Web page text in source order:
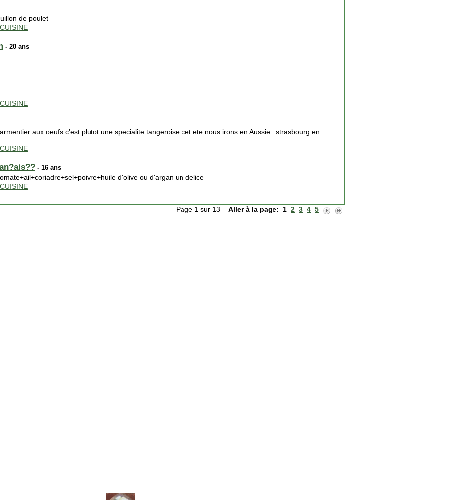
de poulet
- 20 ans
aux oeufs c'est plutot une specialite tangeroise cet ete nous irons en Aussie , strasbourg en
- 16 ans
d'olive ou d'argan un delice
Page 1 sur 13 Aller à la page: 1 2 3 4 5